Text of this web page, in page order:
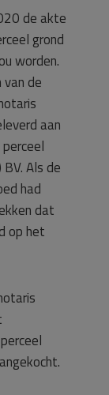
de akte
grond
worden.
de
aan
Als de
had
dat
op het